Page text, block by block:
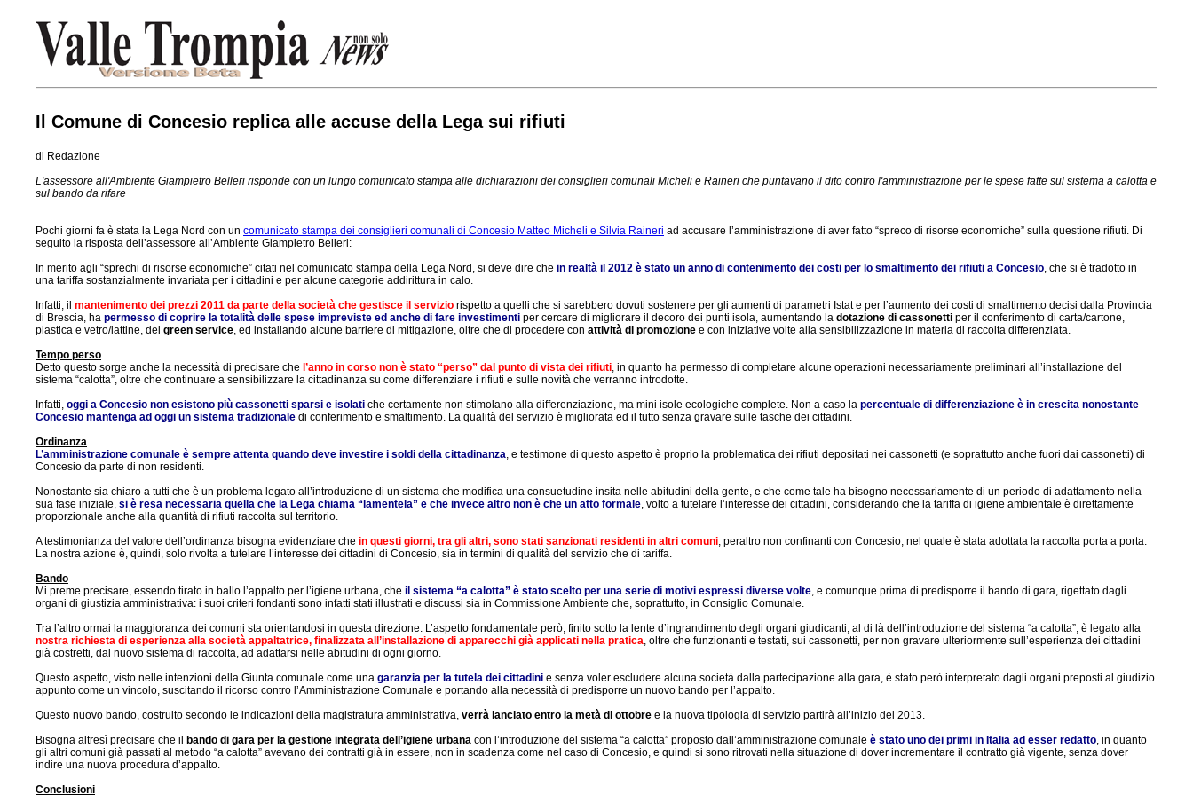
Il Comune di Concesio replica alle accuse della Lega sui rifiuti
di Redazione
L'assessore all'Ambiente Giampietro Belleri risponde con un lungo comunicato stampa alle dichiarazioni dei consiglieri comunali Micheli e Raineri che puntavano il dito contro l'amministrazione per le spese fatte sul sistema a calotta e
sul bando da rifare
Pochi giorni fa è stata la Lega Nord con un comunicato stampa dei consiglieri comunali di Concesio Matteo Micheli e Silvia Raineri ad accusare l’amministrazione di aver fatto “spreco di risorse economiche” sulla questione rifiuti. Di
seguito la risposta dell’assessore all’Ambiente Giampietro Belleri:
In merito agli “sprechi di risorse economiche” citati nel comunicato stampa della Lega Nord, si deve dire che in realtà il 2012 è stato un anno di contenimento dei costi per lo smaltimento dei rifiuti a Concesio, che si è tradotto in
una tariffa sostanzialmente invariata per i cittadini e per alcune categorie addirittura in calo.
Infatti, il mantenimento dei prezzi 2011 da parte della società che gestisce il servizio rispetto a quelli che si sarebbero dovuti sostenere per gli aumenti di parametri Istat e per l’aumento dei costi di smaltimento decisi dalla Provincia
di Brescia, ha permesso di coprire la totalità delle spese impreviste ed anche di fare investimenti per cercare di migliorare il decoro dei punti isola, aumentando la dotazione di cassonetti per il conferimento di carta/cartone,
plastica e vetro/lattine, dei green service, ed installando alcune barriere di mitigazione, oltre che di procedere con attività di promozione e con iniziative volte alla sensibilizzazione in materia di raccolta differenziata.
Tempo perso
Detto questo sorge anche la necessità di precisare che l’anno in corso non è stato “perso” dal punto di vista dei rifiuti, in quanto ha permesso di completare alcune operazioni necessariamente preliminari all’installazione del
sistema “calotta”, oltre che continuare a sensibilizzare la cittadinanza su come differenziare i rifiuti e sulle novità che verranno introdotte.
Infatti, oggi a Concesio non esistono più cassonetti sparsi e isolati che certamente non stimolano alla differenziazione, ma mini isole ecologiche complete. Non a caso la percentuale di differenziazione è in crescita nonostante
Concesio mantenga ad oggi un sistema tradizionale di conferimento e smaltimento. La qualità del servizio è migliorata ed il tutto senza gravare sulle tasche dei cittadini.
Ordinanza
L’amministrazione comunale è sempre attenta quando deve investire i soldi della cittadinanza, e testimone di questo aspetto è proprio la problematica dei rifiuti depositati nei cassonetti (e soprattutto anche fuori dai cassonetti) di
Concesio da parte di non residenti.
Nonostante sia chiaro a tutti che è un problema legato all’introduzione di un sistema che modifica una consuetudine insita nelle abitudini della gente, e che come tale ha bisogno necessariamente di un periodo di adattamento nella
sua fase iniziale, si è resa necessaria quella che la Lega chiama “lamentela” e che invece altro non è che un atto formale, volto a tutelare l’interesse dei cittadini, considerando che la tariffa di igiene ambientale è direttamente
proporzionale anche alla quantità di rifiuti raccolta sul territorio.
A testimonianza del valore dell’ordinanza bisogna evidenziare che in questi giorni, tra gli altri, sono stati sanzionati residenti in altri comuni, peraltro non confinanti con Concesio, nel quale è stata adottata la raccolta porta a porta.
La nostra azione è, quindi, solo rivolta a tutelare l’interesse dei cittadini di Concesio, sia in termini di qualità del servizio che di tariffa.
Bando
Mi preme precisare, essendo tirato in ballo l’appalto per l’igiene urbana, che il sistema “a calotta” è stato scelto per una serie di motivi espressi diverse volte, e comunque prima di predisporre il bando di gara, rigettato dagli
organi di giustizia amministrativa: i suoi criteri fondanti sono infatti stati illustrati e discussi sia in Commissione Ambiente che, soprattutto, in Consiglio Comunale.
Tra l’altro ormai la maggioranza dei comuni sta orientandosi in questa direzione. L’aspetto fondamentale però, finito sotto la lente d’ingrandimento degli organi giudicanti, al di là dell’introduzione del sistema “a calotta”, è legato alla
nostra richiesta di esperienza alla società appaltatrice, finalizzata all’installazione di apparecchi già applicati nella pratica, oltre che funzionanti e testati, sui cassonetti, per non gravare ulteriormente sull’esperienza dei cittadini
già costretti, dal nuovo sistema di raccolta, ad adattarsi nelle abitudini di ogni giorno.
Questo aspetto, visto nelle intenzioni della Giunta comunale come una garanzia per la tutela dei cittadini e senza voler escludere alcuna società dalla partecipazione alla gara, è stato però interpretato dagli organi preposti al giudizio
appunto come un vincolo, suscitando il ricorso contro l’Amministrazione Comunale e portando alla necessità di predisporre un nuovo bando per l’appalto.
Questo nuovo bando, costruito secondo le indicazioni della magistratura amministrativa, verrà lanciato entro la metà di ottobre e la nuova tipologia di servizio partirà all’inizio del 2013.
Bisogna altresì precisare che il
bando di gara per la gestione integrata dell’igiene urbana con l’introduzione del sistema “a calotta” proposto dall’amministrazione comunale è stato uno dei primi in Italia ad esser redatto, in quanto
gli altri comuni già passati al metodo “a calotta” avevano dei contratti già in essere, non in scadenza come nel caso di Concesio, e quindi si sono ritrovati nella situazione di dover incrementare il contratto già vigente, senza dover
indire una nuova procedura d’appalto.
Conclusioni